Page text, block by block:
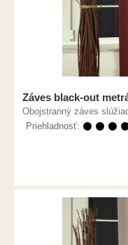
Záves black-out
Obojstranný záves
Priehladnosť: ⚫ ⚫ ⚫